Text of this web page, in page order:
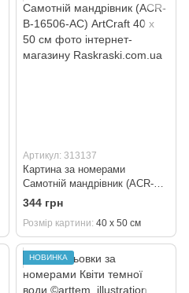
Артикул: 313137
Картина за номерами
Самотній мандрівник (ACR-B-
16506-AC) ArtCraft 40 х 50 см
344 грн
Розмір картини 40 х 50 см
НОВИНКА